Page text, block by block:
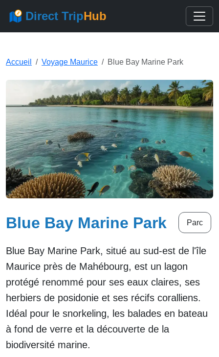
Direct TripHub
Accueil Voyage Maurice Blue Bay Marine Park
Blue Bay Marine Park Parc
Blue Bay Marine Park, situé au sud-est de l'île
Maurice près de Mahébourg, est un lagon
protégé renommé pour ses eaux claires, ses
herbiers de posidonie et ses récifs coralliens.
Idéal pour le snorkeling, les balades en bateau
à fond de verre et la découverte de la
biodiversité marine.